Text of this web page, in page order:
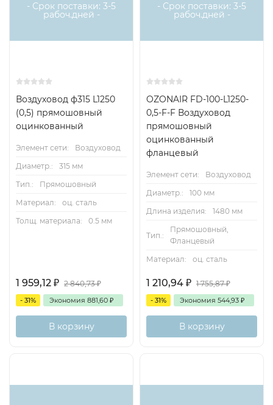
- Срок поставки: 3-5
рабоч.дней -
Воздуховод ф315 L1250
(0,5) прямошовный
оцинкованный
Элемент сети:
Воздуховод
Диаметр.:
315 мм
Тип.:
Прямошовный
Материал:
оц. сталь
Толщ. материала:
0.5 мм
1 959,12 ₽ 2 840,73₽
- 31% Экономия 881,60 ₽
В корзину
- Срок поставки: 3-5
рабоч.дней -
OZONAIR FD-100-L1250-
0,5-F-F Воздуховод
прямошовный
оцинкованный
фланцевый
Элемент сети:
Воздуховод
Диаметр.:
100 мм
Длина изделия:
1480 мм
Тип.:
Прямошовный,
Фланцевый
Материал:
оц. сталь
1 210,94 ₽ 1 755,87₽
- 31% Экономия 544,93 ₽
В корзину